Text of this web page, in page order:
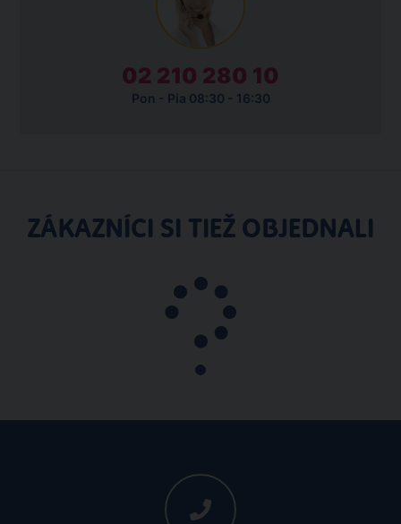
02 210 280 10
Pon - Pia 08:30 - 16:30
ZÁKAZNÍCI SI TIEŽ OBJEDNALI